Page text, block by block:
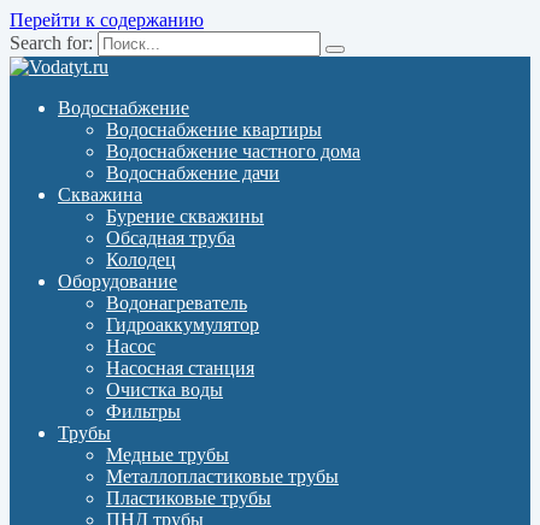
Перейти к содержанию
Search for:
Водоснабжение
Водоснабжение квартиры
Водоснабжение частного дома
Водоснабжение дачи
Скважина
Бурение скважины
Обсадная труба
Колодец
Оборудование
Водонагреватель
Гидроаккумулятор
Насос
Насосная станция
Очистка воды
Фильтры
Трубы
Медные трубы
Металлопластиковые трубы
Пластиковые трубы
ПНД трубы